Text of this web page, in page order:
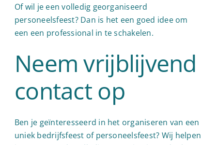
Of wil je een volledig georganiseerd
personeelsfeest? Dan is het een goed idee om
een een professional in te schakelen.
Neem vrijblijvend
contact op
Ben je geïnteresseerd in het organiseren van een
uniek bedrijfsfeest of personeelsfeest? Wij helpen